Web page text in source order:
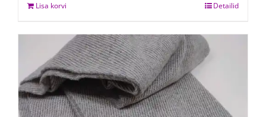
Lisa korvi Detailid